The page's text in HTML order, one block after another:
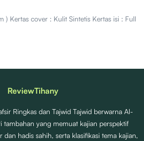
) Kertas cover : Kulit Sintetis Kertas isi : Full
ReviewTihany
Ringkas dan Tajwid Tajwid berwarna Al-
tambahan yang memuat kajian perspektif
dan hadis sahih, serta klasifikasi tema kajian,